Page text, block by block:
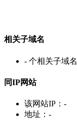
相关子域名
- 个相关子域名
同IP网站
该网站IP： -
地址： -